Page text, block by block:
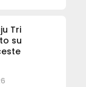
Tri
su